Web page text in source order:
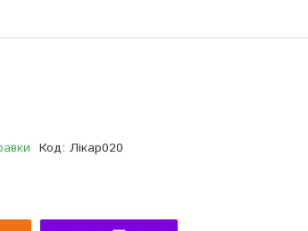
Код: Лікар020